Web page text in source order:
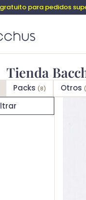
para pedidos
Tienda
Packs (8) Otros